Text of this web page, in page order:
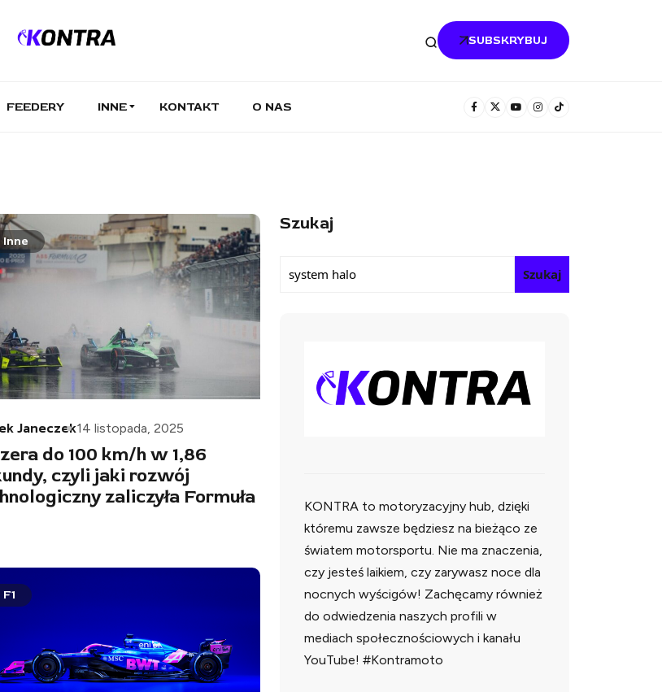
SUBSKRYBUJ
FEEDERY INNE KONTAKT O NAS
Inne
Janeczek14 listopada, 2025
do 100 km/h w 1,86
czyli jaki rozwój
zaliczyła Formuła
F1
Szukaj
Szukaj
KONTRA to motoryzacyjny hub, dzięki
któremu zawsze będziesz na bieżąco ze
światem motorsportu. Nie ma znaczenia,
czy jesteś laikiem, czy zarywasz noce dla
nocnych wyścigów! Zachęcamy również
do odwiedzenia naszych profili w
mediach społecznościowych i kanału
YouTube! #Kontramoto